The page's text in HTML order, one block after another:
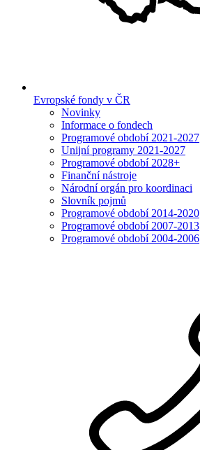
Evropské fondy v ČR
Novinky
Informace o fondech
Programové období 2021-2027
Unijní programy 2021-2027
Programové období 2028+
Finanční nástroje
Národní orgán pro koordinaci
Slovník pojmů
Programové období 2014-2020
Programové období 2007-2013
Programové období 2004-2006